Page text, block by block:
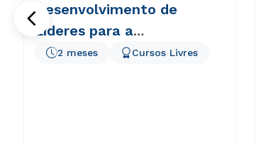
Desenvolvimento de
Líderes para a
Contemporaneidade
2 meses Cursos Livres